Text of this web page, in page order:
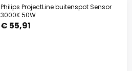
Philips ProjectLine buitenspot Sensor
3000K 50W
€ 55,91